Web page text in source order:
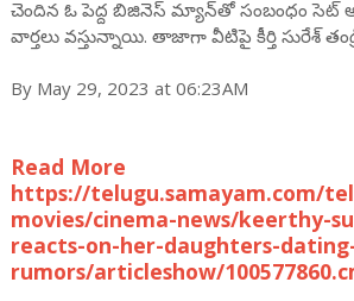
చెందిన ఓ పెద్ద బిజినెస్ మ్యాన్‌తో సంబంధం
వార్తలు వస్తున్నాయి. తాజాగా వీటిపై కీర్తి సురేశ్
By May 29, 2023 at 06:23AM
Read More
https://telugu.samayam.com/
movies/cinema-news/keerthy-
reacts-on-her-daughters-
rumors/articleshow/